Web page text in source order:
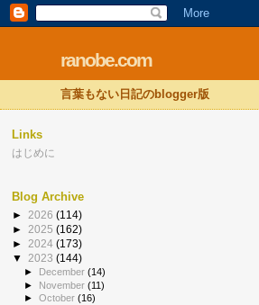
ranobe.com
言葉もない日記のblogger版
Links
はじめに
Blog Archive
► 2026 (114)
► 2025 (162)
► 2024 (173)
▼ 2023 (144)
► December(14)
► November(11)
►October(16)